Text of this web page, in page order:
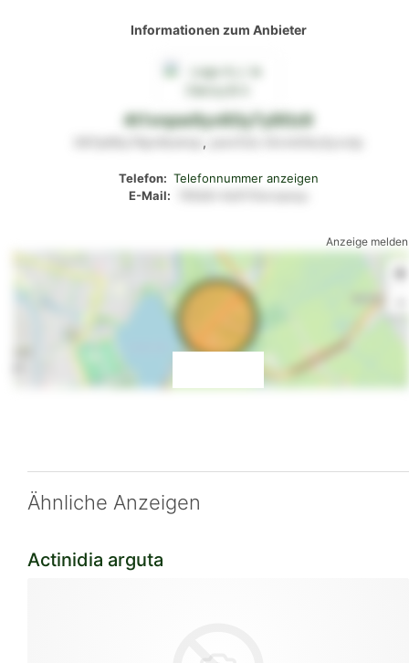
Ähnliche Anzeigen
Actinidia arguta
Informationen zum Anbieter
4t1vnpw9yv60y7y90z9
,
Telefon: Telefonnummer anzeigen
E-Mail:
Anzeige melden
+